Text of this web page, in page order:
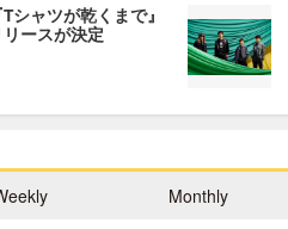
シャツが乾くまで』
ースが決定
Monthly